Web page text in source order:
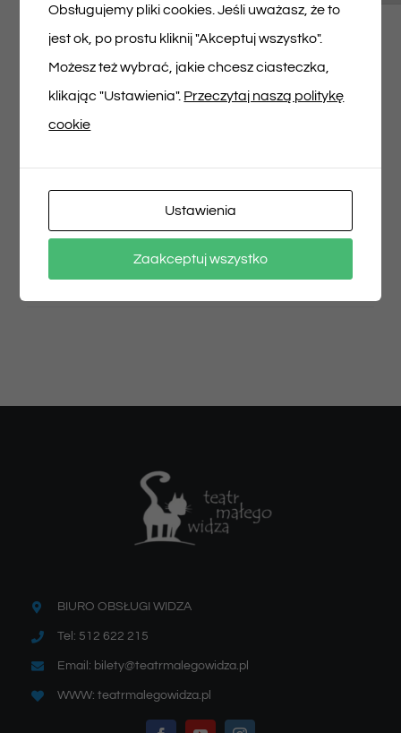
Musisz sięzalogować, aby dodać opinię.
Facebooku
BIURO OBSŁUGI WIDZA
Tel: 512 622 215
Email: bilety@teatrmalegowidza.pl
WWW: teatrmalegowidza.pl
Obsługujemy pliki cookies. Jeśli uważasz, że to
jest ok, po prostu kliknij "Akceptuj wszystko".
Możesz też wybrać, jakie chcesz ciasteczka,
klikając "Ustawienia". Przeczytaj naszą politykę
cookie
Ustawienia
Zaakceptuj wszystko